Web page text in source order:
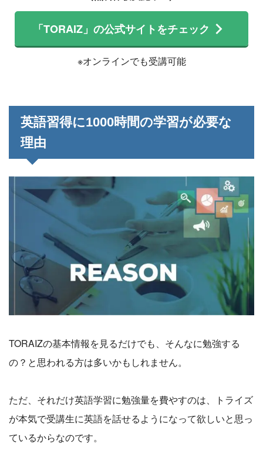
「TORAIZ」の公式サイトをチェック
※オンラインでも受講可能
英語習得に1000時間の学習が必要な
理由
TORAIZの基本情報を見るだけでも、そんなに勉強する
の？と思われる方は多いかもしれません。
ただ、それだけ英語学習に勉強量を費やすのは、トライズ
が本気で受講生に英語を話せるようになって欲しいと思っ
ているからなのです。